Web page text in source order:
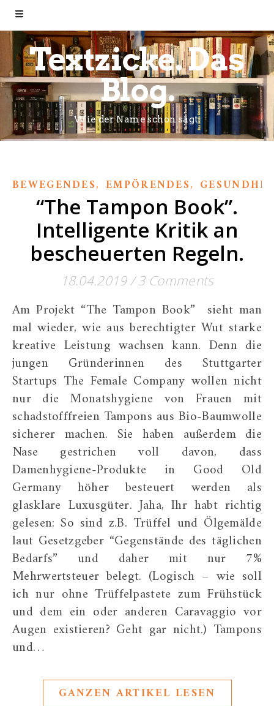
Textzicke. Das
Blog.
Wie der Name schon sagt.
BEWEGENDES, EMPÖRENDES,
“The Tampon Book”.
Intelligente Kritik an
bescheuerten Regeln.
18.04.2019/ 3 Comments
Am Projekt “The Tampon Book” sieht man
mal wieder, wie aus berechtigter Wut starke
kreative Leistung wachsen kann. Denn die
jungen Gründerinnen des Stuttgarter
Startups The Female Company wollen nicht
nur die Monatshygiene von Frauen mit
schadstofffreien Tampons aus Bio-Baumwolle
sicherer machen. Sie haben außerdem die
Nase gestrichen voll davon, dass
Damenhygiene-Produkte in Good Old
Germany höher besteuert werden als
glasklare Luxusgüter. Jaha, Ihr habt richtig
gelesen: So sind z.B. Trüffel und Ölgemälde
laut Gesetzgeber “Gegenstände des täglichen
Bedarfs” und daher mit nur 7%
Mehrwertsteuer belegt. (Logisch – wie soll
ich nur ohne Trüffelpastete zum Frühstück
und dem ein oder anderen Caravaggio vor
Augen existieren? Geht gar nicht.) Tampons
und…
GANZEN ARTIKEL LESEN